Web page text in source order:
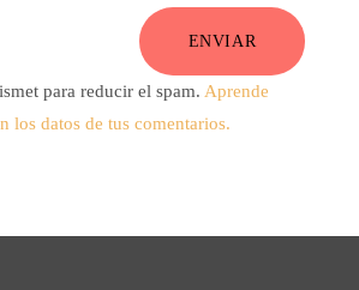
ENVIAR
para reducir el spam. Aprende
los datos de tus comentarios.